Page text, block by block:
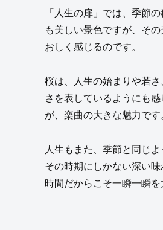
「人生の扉」では、季節
も美しい景色ですが、そ
おしく感じるのです。
桜は、人生の始まりや若
さを表しているようにも
が、楽曲の大きな魅力です
人生もまた、季節と同じ
その時期にしかない深い
時間だからこそ一瞬一瞬